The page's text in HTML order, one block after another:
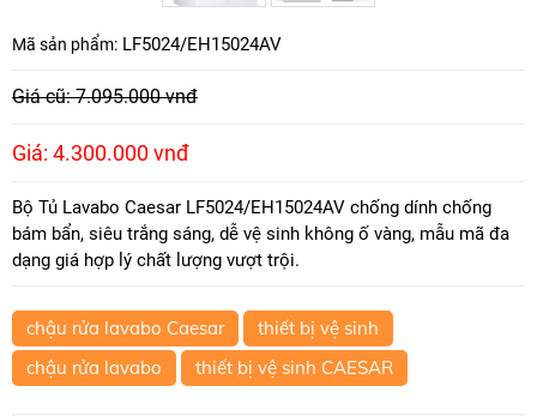
Mã sản phẩm: LF5024/EH15024AV
Giá cũ: 7.095.000 vnđ
Giá: 4.300.000 vnđ
Bộ Tủ Lavabo Caesar LF5024/EH15024AV chống dính chống
bám bẩn, siêu trắng sáng, dễ vệ sinh không ố vàng, mẫu mã đa
dạng giá hợp lý chất lượng vượt trội.
chậu rửa lavabo Caesar
thiết bị vệ sinh
chậu rửa lavabo
thiết bị vệ sinh CAESAR